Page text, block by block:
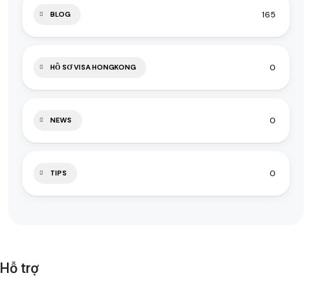
BLOG 165
HỒ SƠ VISA HONGKONG 0
NEWS 0
TIPS 0
Hỗ trợ